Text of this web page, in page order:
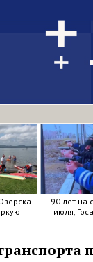
90 лет на
июля,